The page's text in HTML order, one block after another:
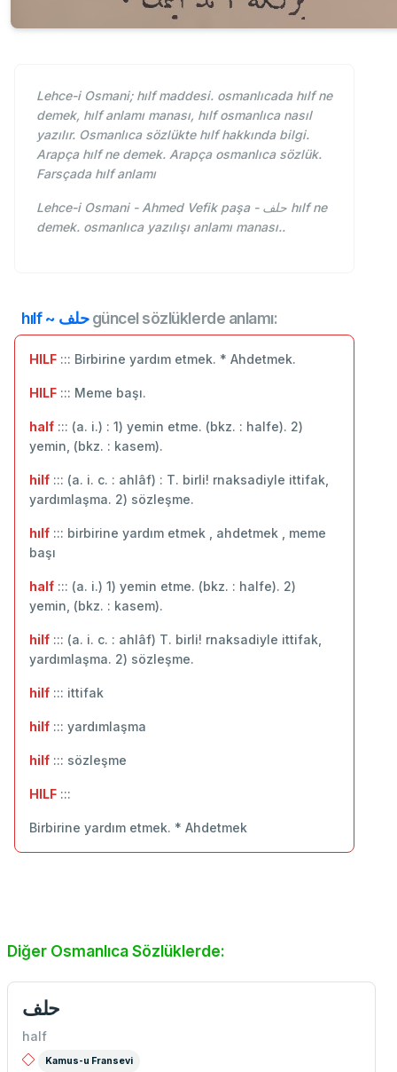
Lehce-i Osmani; hılf maddesi. osmanlıcada hılf ne
demek, hılf anlamı manası, hılf osmanlıca nasıl
yazılır. Osmanlıca sözlükte hılf hakkında bilgi.
Arapça hılf ne demek. Arapça osmanlıca sözlük.
Farsçada hılf anlamı
Lehce-i Osmani - Ahmed Vefik paşa - حلف hılf ne
demek. osmanlıca yazılışı anlamı manası..
hılf ~ حلفgüncel sözlüklerde anlamı:
HILF ::: Birbirine yardım etmek. * Ahdetmek.
HILF ::: Meme başı.
half ::: (a. i.) : 1) yemin etme. (bkz. : halfe). 2)
yemin, (bkz. : kasem).
hilf ::: (a. i. c. : ahlâf) : T. birli! rnaksadiyle ittifak,
yardımlaşma. 2) sözleşme.
hılf ::: birbirine yardım etmek , ahdetmek , meme
başı
half ::: (a. i.) 1) yemin etme. (bkz. : halfe). 2)
yemin, (bkz. : kasem).
hilf ::: (a. i. c. : ahlâf) T. birli! rnaksadiyle ittifak,
yardımlaşma. 2) sözleşme.
hilf ::: ittifak
hilf ::: yardımlaşma
hilf ::: sözleşme
HILF :::
Birbirine yardım etmek. * Ahdetmek
Diğer Osmanlıca Sözlüklerde:
حلف
half
Kamus-u Fransevi